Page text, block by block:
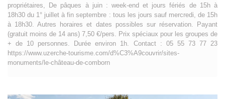
propriétaires, De pâques à juin : week-end et jours fériés de 15h à
18h30 du 1° juillet à fin septembre : tous les jours sauf mercredi, de 15h
à 18h30. Autres horaires et dates possibles sur réservation. Payant
(gratuit moins de 14 ans) 7,50 €/pers. Prix spéciaux pour les groupes de
+ de 10 personnes. Durée environ 1h. Contact : 05 55 73 77 23
https://www.uzerche-tourisme.com/d%C3%A9couvrir/sites-
monuments/le-château-de-comborn